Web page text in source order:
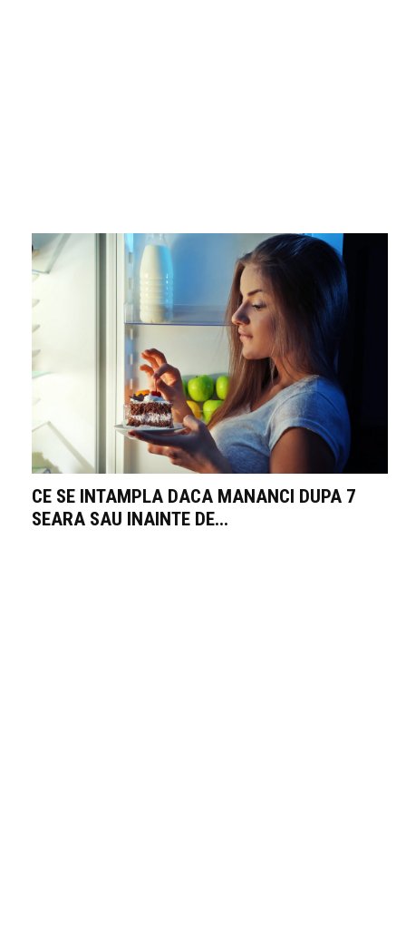
CE SE INTAMPLA DACA MANANCI DUPA 7
SEARA SAU INAINTE DE...